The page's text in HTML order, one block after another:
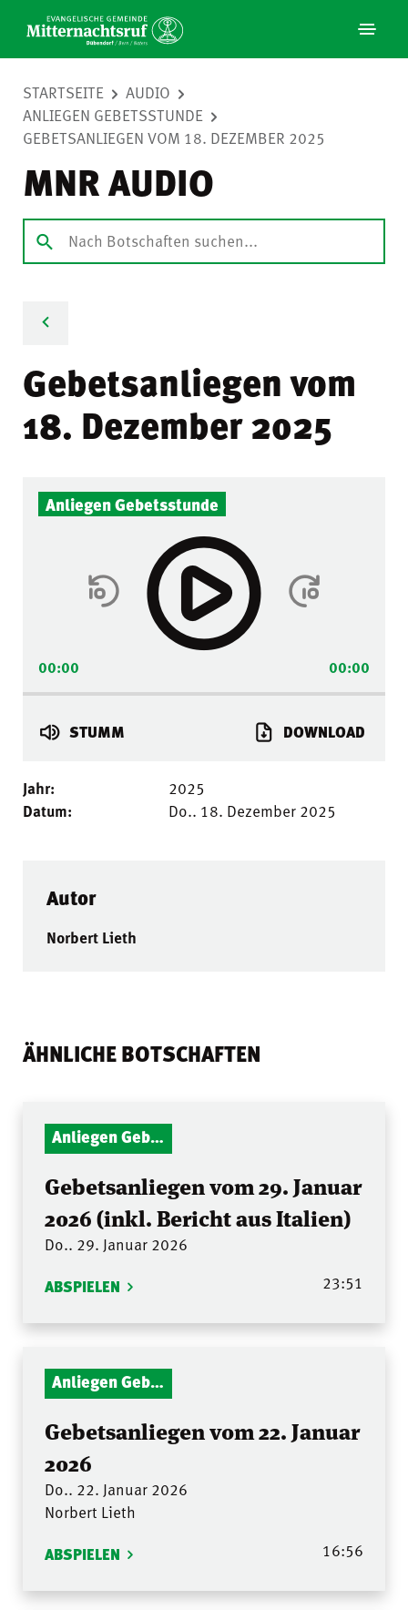
STARTSEITE
AUDIO
ANLIEGEN GEBETSSTUNDE
GEBETSANLIEGEN VOM 18. DEZEMBER 2025
MNR AUDIO
Gebetsanliegen vom
18. Dezember 2025
Anliegen Gebetsstunde
Audio-
00:00 00:00
STUMM DOWNLOAD
Jahr:
2025
Datum:
Do.. 18. Dezember 2025
Autor
Norbert Lieth
ÄHNLICHE BOTSCHAFTEN
Anliegen Gebetsstunde
Gebetsanliegen vom 29. Januar
2026 (inkl. Bericht aus Italien)
Do.. 29. Januar 2026
ABSPIELEN 23:51
Anliegen Gebetsstunde
Gebetsanliegen vom 22. Januar
2026
Do.. 22. Januar 2026
Norbert Lieth
ABSPIELEN 16:56